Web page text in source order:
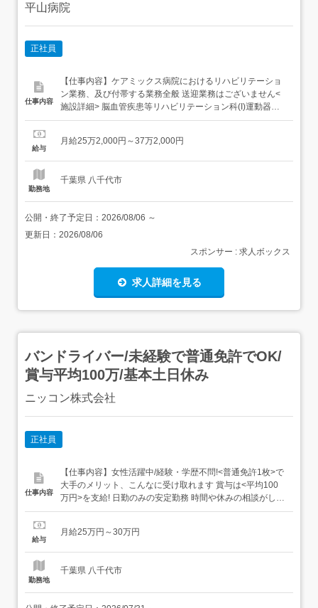
平山病院
正社員
仕事内容
【仕事内容】ケアミックス病院におけるリハビリテーショ
ン業務、及び付帯する業務全般 送迎業務はございません<
施設詳細> 脳血管疾患等リハビリテーション科(I)運動器リ
ハビリテーション科(I)呼吸器リハビリテーション科(I )従事
【経験・資格】<応募要件>言語聴覚士の国家資格をお持ち
給与
月給25万2,000円～37万2,000円
勤務地
千葉県 八千代市
公開・終了予定日： 2026/08/06 ～
更新日： 2026/08/06
スポンサー : 求人ボックス
求人詳細を見る
バンドライバー/未経験で普通免許でOK/
賞与平均100万/基本土日休み
ニッコン株式会社
正社員
仕事内容
【仕事内容】女性活躍中/経験・学歴不問!<普通免許1枚>で
大手のメリット、こんなに受け取れます 賞与は<平均100
万円>を支給! 日勤のみの安定勤務 時間や休みの相談がしや
すい 嬉しい週休2日制!基本土日休み 「子育ても落ち着いた
得しやすいので、家庭のある方でも働きやすい環境です ...
給与
月給25万円～30万円
勤務地
千葉県 八千代市